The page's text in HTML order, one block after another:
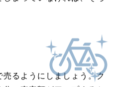
るようにしましょう。ク